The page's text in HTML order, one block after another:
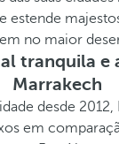
estende
no maior
tranquila e
Marrakech
desde 2012,
em